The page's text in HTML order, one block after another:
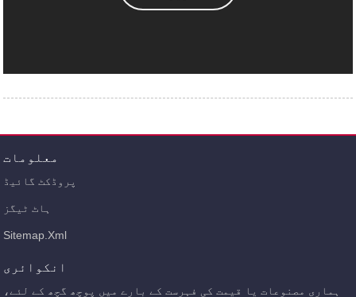
معلومات
پروڈکٹ گائیڈ
ہاٹ ٹیگز
Sitemap.xml
انکوائری
ہماری مصنوعات یا قیمت کی فہرست کے بارے میں پوچھ گچھ کے لئے،